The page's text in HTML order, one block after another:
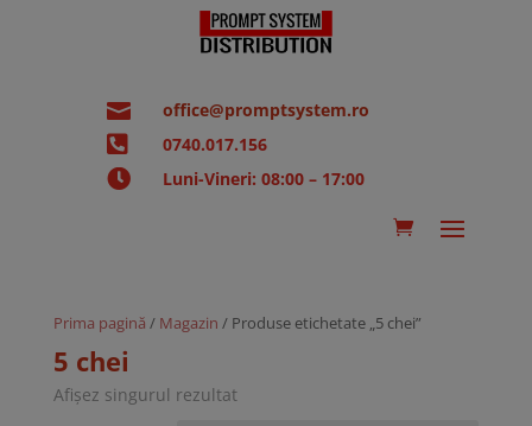
 office@promptsystem.ro
 0740.017.156
 Luni-Vineri: 08:00 – 17:00
Prima pagină / Magazin / Produse etichetate „5 chei”
5 chei
Afișez singurul rezultat